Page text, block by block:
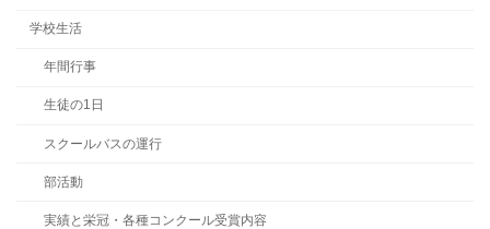
学校生活
年間行事
生徒の1日
スクールバスの運行
部活動
実績と栄冠・各種コンクール受賞内容